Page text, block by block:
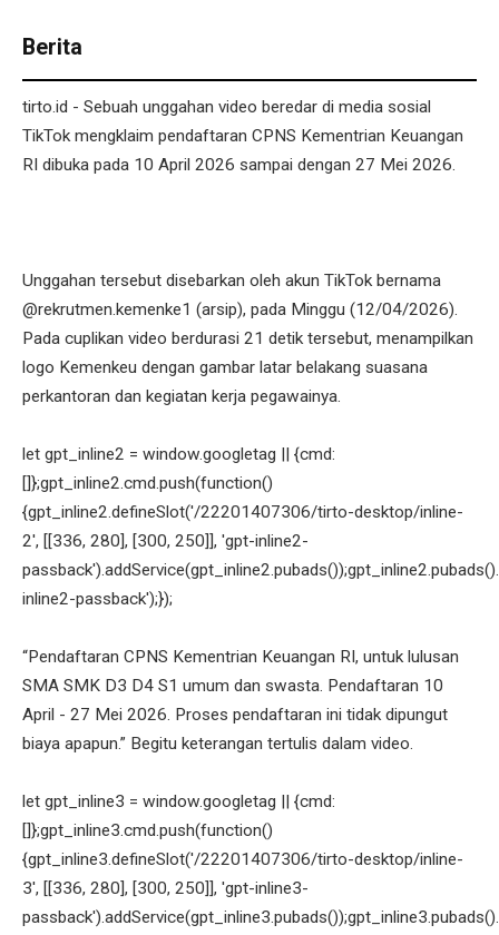
Berita
tirto.id - Sebuah unggahan video beredar di media sosial
TikTok mengklaim pendaftaran CPNS Kementrian Keuangan
RI dibuka pada 10 April 2026 sampai dengan 27 Mei 2026.
Unggahan tersebut disebarkan oleh akun TikTok bernama
@rekrutmen.kemenke1 (arsip), pada Minggu (12/04/2026).
Pada cuplikan video berdurasi 21 detik tersebut, menampilkan
logo Kemenkeu dengan gambar latar belakang suasana
perkantoran dan kegiatan kerja pegawainya.
let gpt_inline2 = window.googletag || {cmd:
[]};gpt_inline2.cmd.push(function()
{gpt_inline2.defineSlot('/22201407306/tirto-desktop/inline-
2', [[336, 280], [300, 250]], 'gpt-inline2-
inline2-passback');});
“Pendaftaran CPNS Kementrian Keuangan RI, untuk lulusan
SMA SMK D3 D4 S1 umum dan swasta. Pendaftaran 10
April - 27 Mei 2026. Proses pendaftaran ini tidak dipungut
biaya apapun.” Begitu keterangan tertulis dalam video.
let gpt_inline3 = window.googletag || {cmd:
[]};gpt_inline3.cmd.push(function()
{gpt_inline3.defineSlot('/22201407306/tirto-desktop/inline-
3', [[336, 280], [300, 250]], 'gpt-inline3-